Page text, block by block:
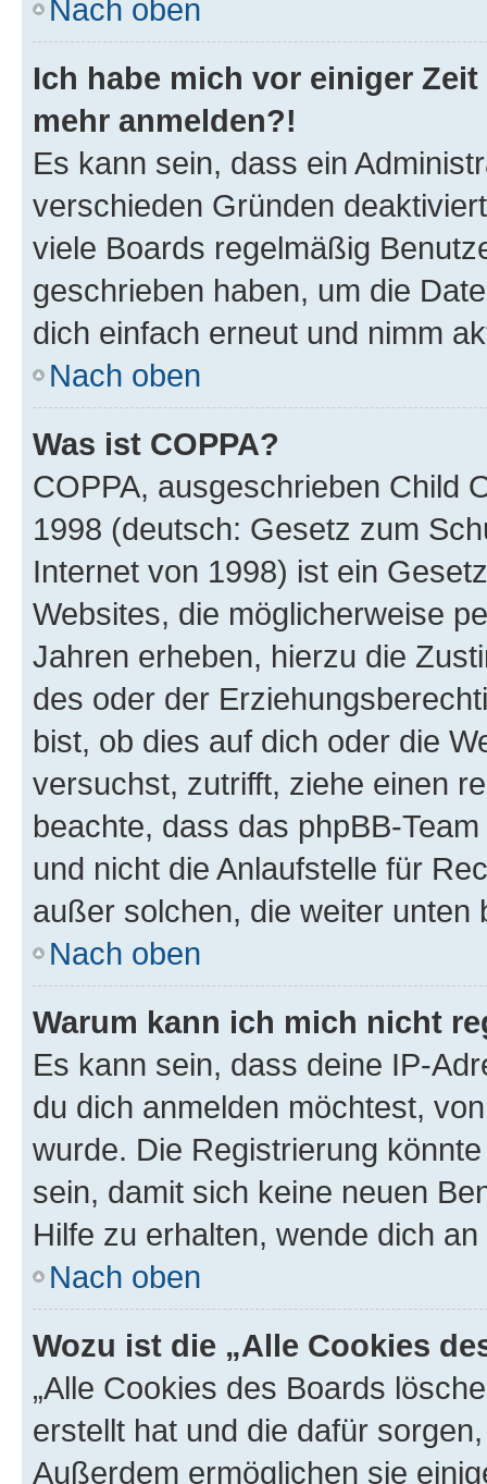
Nach oben
Ich habe mich vor einiger
mehr anmelden?!
Es kann sein, dass ein
verschieden Gründen
viele Boards regelmäßig
geschrieben haben, um die
dich einfach erneut und nimm
Nach oben
Was ist COPPA?
COPPA, ausgeschrieben Child
1998 (deutsch: Gesetz zum
Internet von 1998) ist ein
Websites, die möglicherweise
Jahren erheben, hierzu die
des oder der
bist, ob dies auf dich oder die
versuchst, zutrifft, ziehe einen
beachte, dass das phpBB-
und nicht die Anlaufstelle für
außer solchen, die weiter unten
Nach oben
Warum kann ich mich nicht
Es kann sein, dass deine IP-
du dich anmelden möchtest,
wurde. Die Registrierung
sein, damit sich keine neuen
Hilfe zu erhalten, wende dich
Nach oben
Wozu ist die „Alle Cookies
„Alle Cookies des Boards
erstellt hat und die dafür
Außerdem ermöglichen sie